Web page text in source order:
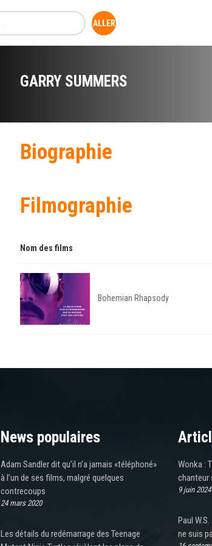
GARRY SUMMERS
Biographie
Filmographie
Nom des films
Bohemian Rhapsody
News populaires
Adam Sandler dit qu’il n’a jamais «téléphoné»
à l’un de ses films, malgré quelques
contrecoups
24 mars 2020
Les détails du redémarrage des Teenage
Wonka :
chanteur
9 juin 2024
Paul
ne suis